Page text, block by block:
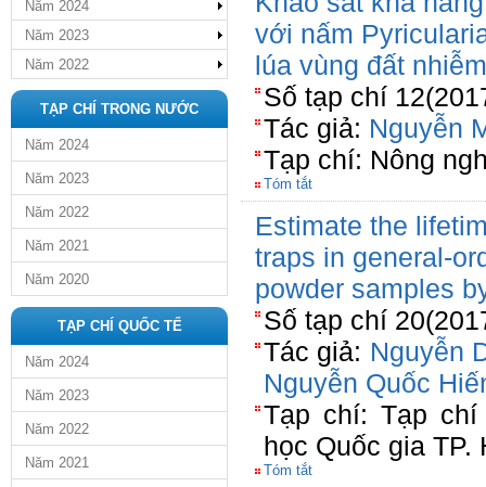
Năm 2024
Năm 2023
Năm 2022
TẠP CHÍ TRONG NƯỚC
Năm 2024
Năm 2023
Năm 2022
Năm 2021
Năm 2020
TẠP CHÍ QUỐC TẾ
Năm 2024
Năm 2023
Năm 2022
Năm 2021
với nấm
lúa vùng đất
Số tạp chí
Tác giả: Nguyễn
Tạp chí: Nông
Tóm tắt
Estimate the
traps in general-
powder samples
Số tạp chí
Tác giả: Nguyễn
Nguyễn Quốc
Tạp chí: Tạp
học Quốc gia TP.
Tóm tắt